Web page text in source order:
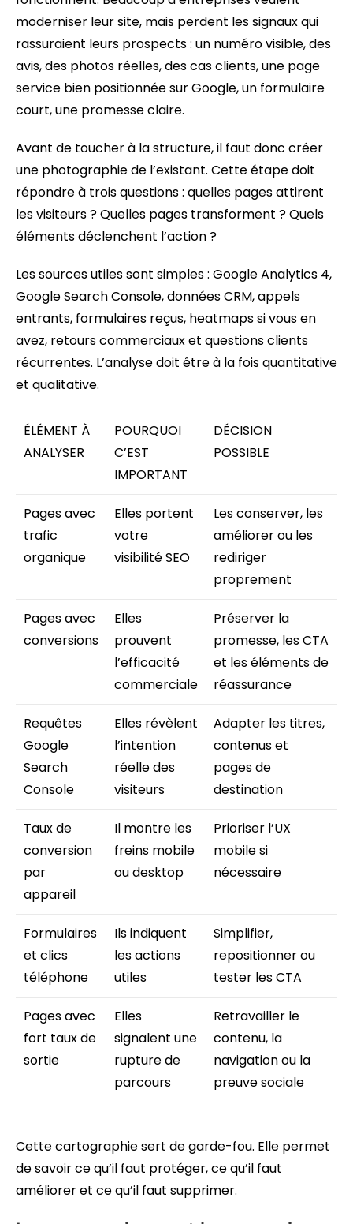
moderniser leur site, mais perdent les signaux qui
rassuraient leurs prospects : un numéro visible, des
avis, des photos réelles, des cas clients, une page
service bien positionnée sur Google, un formulaire
court, une promesse claire.
Avant de toucher à la structure, il faut donc créer
une photographie de l’existant. Cette étape doit
répondre à trois questions : quelles pages attirent
les visiteurs ? Quelles pages transforment ? Quels
éléments déclenchent l’action ?
Les sources utiles sont simples : Google Analytics 4,
Google Search Console, données CRM, appels
entrants, formulaires reçus, heatmaps si vous en
avez, retours commerciaux et questions clients
récurrentes. L’analyse doit être à la fois quantitative
et qualitative.
ÉLÉMENT À
ANALYSER
POURQUOI
C’EST
IMPORTANT
DÉCISION
POSSIBLE
Pages avec
trafic
organique
Elles portent
votre
visibilité SEO
Les conserver, les
améliorer ou les
rediriger
proprement
Pages avec
conversions
Elles
prouvent
l’efficacité
commerciale
Préserver la
promesse, les CTA
et les éléments de
réassurance
Requêtes
Google
Search
Console
Elles révèlent
l’intention
réelle des
visiteurs
Adapter les titres,
contenus et
pages de
destination
Taux de
conversion
par
appareil
Il montre les
freins mobile
ou desktop
Prioriser l’UX
mobile si
nécessaire
Formulaires
et clics
téléphone
Ils indiquent
les actions
utiles
Simplifier,
repositionner ou
tester les CTA
Pages avec
fort taux de
sortie
Elles
signalent une
rupture de
parcours
Retravailler le
contenu, la
navigation ou la
preuve sociale
Cette cartographie sert de garde-fou. Elle permet
de savoir ce qu’il faut protéger, ce qu’il faut
améliorer et ce qu’il faut supprimer.